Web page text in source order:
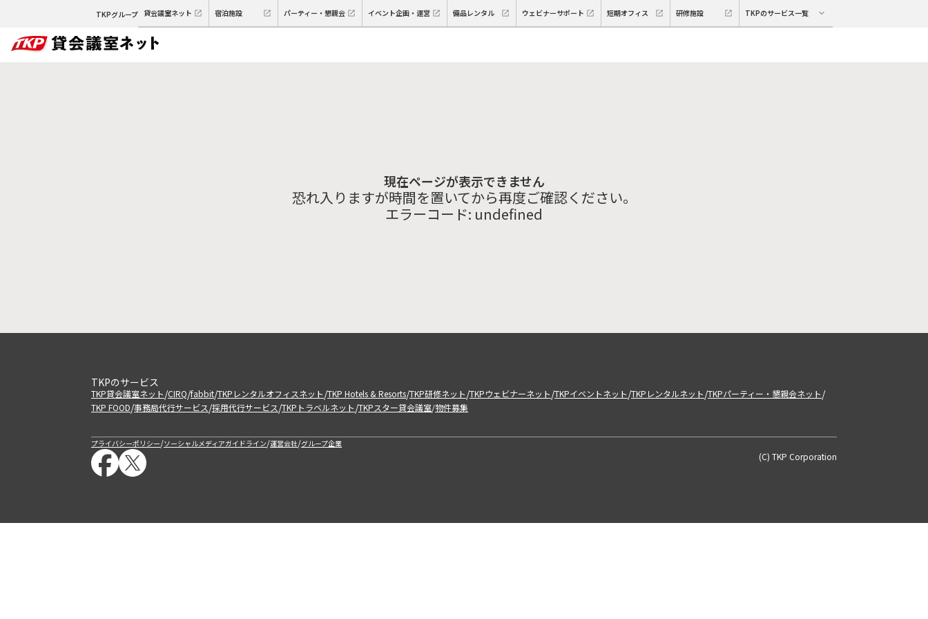
TKPグループ 貸会議室ネット 宿泊施設 パーティー・懇親会 イベント企画・運営 備品レンタル ウェビナーサポート 短期オフィス 研修施設 TKPのサービス一覧
現在ページが表示できません
恐れ入りますが時間を置いてから再度ご確認ください。
エラーコード: undefined
TKPのサービス
TKP貸会議室ネット/CIRQ/fabbit/TKPレンタルオフィスネット/TKP Hotels & Resorts/TKP研修ネット/TKPウェビナーネット/TKPイベントネット/TKPレンタルネット/TKPパーティー・懇親会ネット/
TKP FOOD/事務局代行サービス/採用代行サービス/TKPトラベルネット/TKPスター貸会議室/物件募集
プライバシーポリシー/ソーシャルメディアガイドライン/運営会社/グループ企業
(C) TKP Corporation